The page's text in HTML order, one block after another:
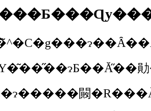
闝